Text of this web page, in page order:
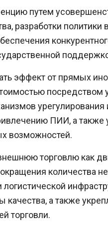
путем
разработки
эффект от прямых
посредством
ПИИ, а
возможностей.
торговлю как
количества
качества, а также
торговли.